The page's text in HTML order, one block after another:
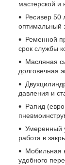
мастерской и
Ресивер 50
оптимальный
Ременной
срок службы
Масляная
долговечная
давления и
Рапид
Умеренный
работа в
Мобильная
удобного